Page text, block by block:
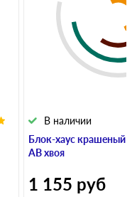
Блок-хаус крашеный
АВ хвоя
В наличии
1 155 руб